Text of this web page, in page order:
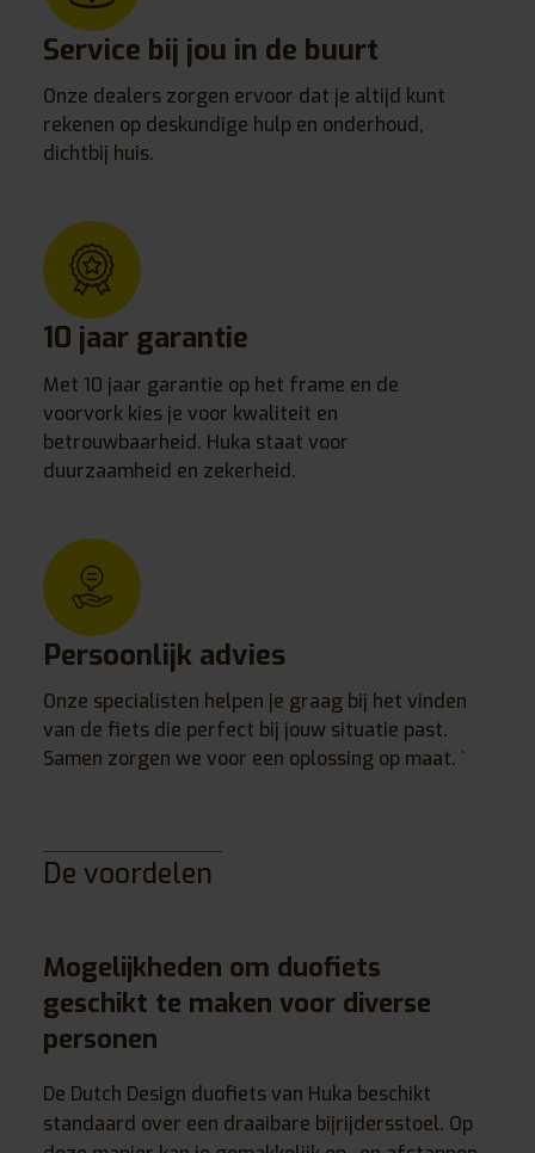
Service bij jou in de buurt
Onze dealers zorgen ervoor dat je altijd kunt
rekenen op deskundige hulp en onderhoud,
dichtbij huis.
10 jaar garantie
Met 10 jaar garantie op het frame en de
voorvork kies je voor kwaliteit en
betrouwbaarheid. Huka staat voor
duurzaamheid en zekerheid.
Persoonlijk advies
Onze specialisten helpen je graag bij het vinden
van de fiets die perfect bij jouw situatie past.
Samen zorgen we voor een oplossing op maat. `
De voordelen
Mogelijkheden om duofiets
geschikt te maken voor diverse
personen
De Dutch Design duofiets van Huka beschikt
standaard over een draaibare bijrijdersstoel. Op